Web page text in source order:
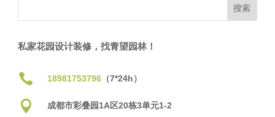
私家花园设计装修，找青望园林！
 18981753796（7*24h）
 成都市彩叠园1A区20栋3单元1-2